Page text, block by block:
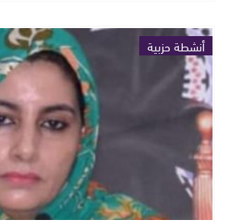
أنشطة حزبية